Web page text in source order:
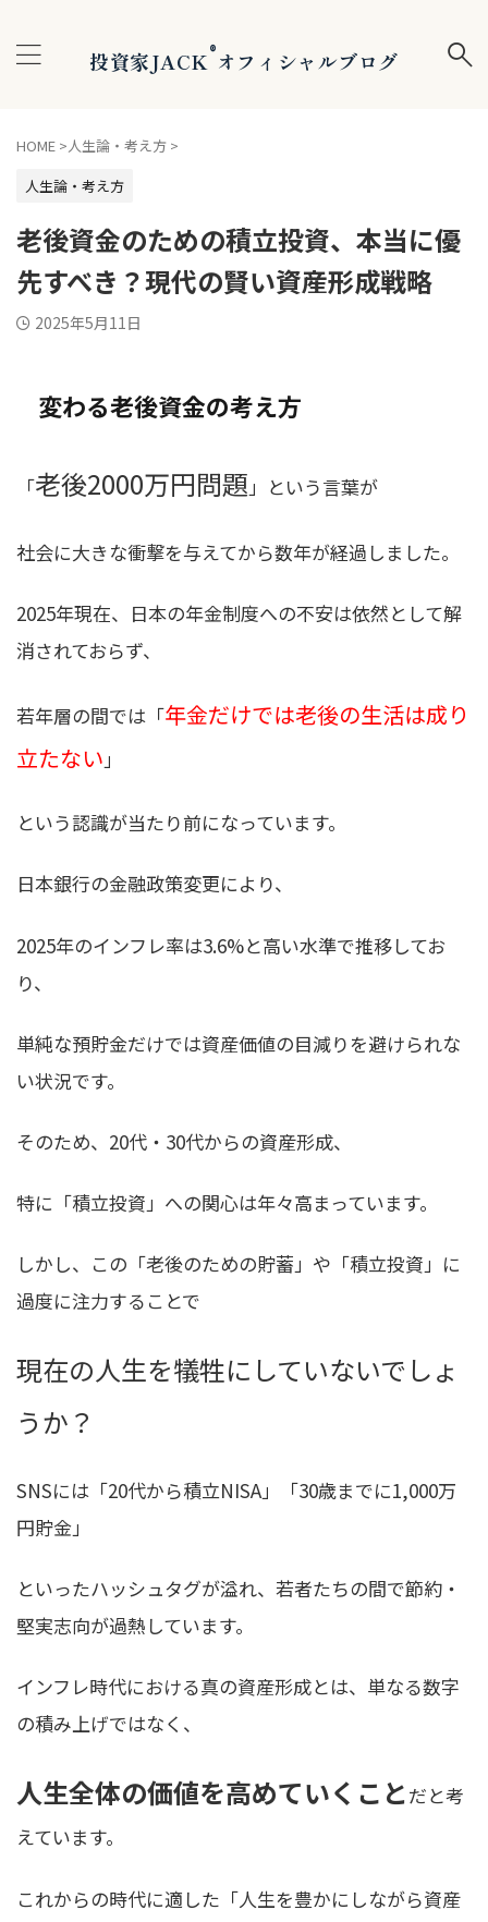
投資家JACK®オフィシャルブログ
HOME >人生論・考え方 >
人生論・考え方
老後資金のための積立投資、本当に優
先すべき？現代の賢い資産形成戦略
2025年5月11日
変わる老後資金の考え方
「老後2000万円問題」という言葉が
社会に大きな衝撃を与えてから数年が経過しました。
2025年現在、日本の年金制度への不安は依然として解
消されておらず、
若年層の間では「年金だけでは老後の生活は成り
立たない」
という認識が当たり前になっています。
日本銀行の金融政策変更により、
2025年のインフレ率は3.6%と高い水準で推移してお
り、
単純な預貯金だけでは資産価値の目減りを避けられな
い状況です。
そのため、20代・30代からの資産形成、
特に「積立投資」への関心は年々高まっています。
しかし、この「老後のための貯蓄」や「積立投資」に
過度に注力することで
現在の人生を犠牲にしていないでしょ
うか？
SNSには「20代から積立NISA」「30歳までに1,000万
円貯金」
といったハッシュタグが溢れ、若者たちの間で節約・
堅実志向が過熱しています。
インフレ時代における真の資産形成とは、単なる数字
の積み上げではなく、
人生全体の価値を高めていくことだと考
えています。
これからの時代に適した「人生を豊かにしながら資産